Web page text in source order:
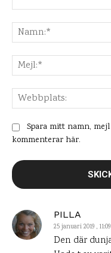
PILLA
25 januari 2019 , 11:09
Den där
Spara mitt namn,
kommenterar här.